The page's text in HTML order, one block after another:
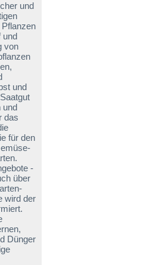
und
und
von
und
und
das
für den
-
über
wird der
Dünger